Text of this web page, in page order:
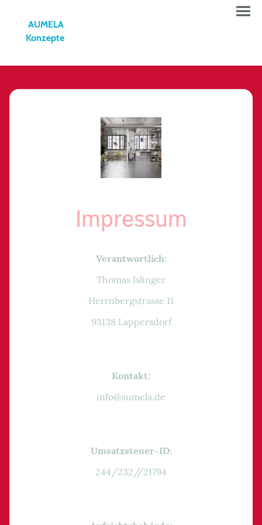
AUMELA
Konzepte
Impressum
Verantwortlich:
Thomas Islinger
Herrnbergstrasse 11
93138 Lappersdorf
Kontakt:
info@aumela.de
Umsatzsteuer-ID:
244/232//21794